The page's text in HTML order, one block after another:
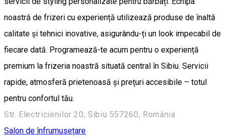
noastră de frizeri cu experiență utilizează produse de înaltă
calitate și tehnici inovative, asigurându-ți un look impecabil de
fiecare dată. Programează-te acum pentru o experiență
premium la frizeria noastră situată central în Sibiu. Servicii
rapide, atmosferă prietenoasă și prețuri accesibile – totul
pentru confortul tău.
Str. Electricienilor 20, Sibiu 557260, România
Salon de înfrumusețare